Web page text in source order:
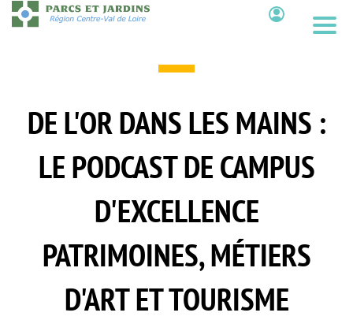
Aller
au
DE L'OR DANS LES MAINS :
LE PODCAST DE CAMPUS
D'EXCELLENCE
PATRIMOINES, MÉTIERS
D'ART ET TOURISME